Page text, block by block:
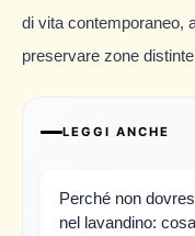
di vita contemporaneo,
preservare zone distinte
LEGGI ANCHE
Perché non
nel lavandino: